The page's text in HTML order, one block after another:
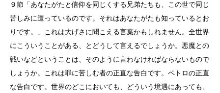
９節「あなたがたと信仰を同じくする兄弟たちも、この世で同じ
苦しみに遭っているのです。それはあなたがたも知っているとお
りです。」これは大げさに聞こえる言葉かもしれません。全世界
にこういうことがある、とどうして言えるでしょうか。悪魔との
戦いなどということは、そのように言わなければならないもので
しょうか。これは罪に苦しむ者の正直な告白です。ペトロの正直
な告白です。世界のどこにおいても、どういう境遇にあっても、